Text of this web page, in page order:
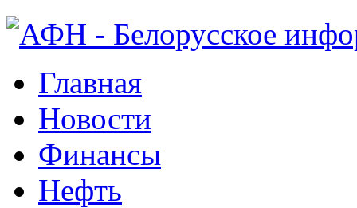
Главная
Новости
Финансы
Нефть